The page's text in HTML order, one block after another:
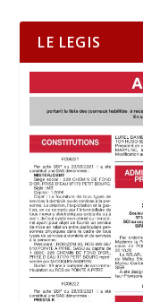
LE LEGIS